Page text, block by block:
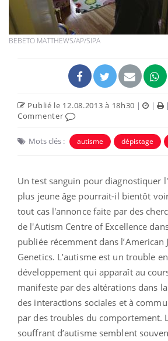
BEBETO MATTHEWS/AP/SIPA
Publié le 12.08.2013 à 18h30 | |
Commenter
Mots clés : autisme dépistage
Un test sanguin pour diagnostiquer
plus jeune âge pourrait-il bientôt
tout cas l'annonce faite par des
de l'Autism Centre of Excellence
publiée récemment dans l’American
Genetics. L’autisme est un trouble
développement qui apparaît au
manifeste par des altérations dans
des interactions sociales et à
par des troubles du comportement.
souffrant d’autisme semblent